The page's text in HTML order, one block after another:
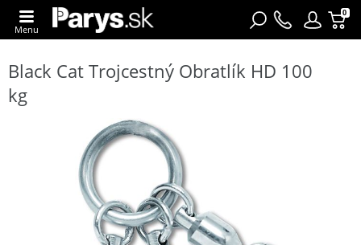
0
Menu
Black Cat Trojcestný Obratlík HD 100
kg